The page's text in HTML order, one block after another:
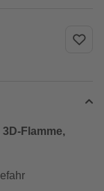
Flamme,